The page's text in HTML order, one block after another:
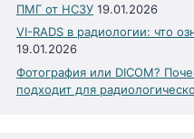
ПМГ от НСЗУ 19.01.2026
VI-RADS в радиологии: что
19.01.2026
Фотография или DICOM?
подходит для